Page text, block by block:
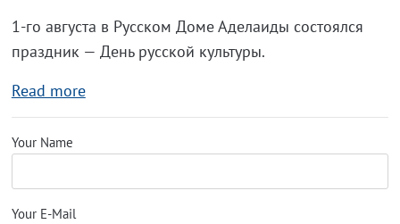
1-го августа в Русском Доме Аделаиды состоялся
праздник — День русской культуры.
Read more
Your Name
Your E-Mail